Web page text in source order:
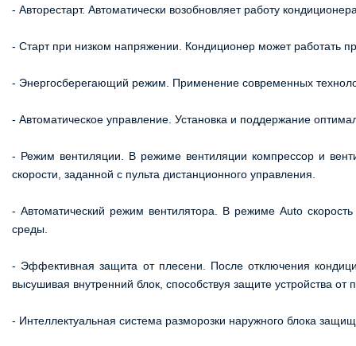
- Авторестарт. Автоматически возобновляет работу
- Старт при низком напряжении. Кондиционер может работать
- Энергосберегающий режим. Применение современных
- Автоматическое управление. Установка и поддержание
- Режим вентиляции. В режиме вентиляции компрессор и
скорости, заданной с пульта дистанционного управления.
- Автоматический режим вентилятора. В режиме Auto
среды.
- Эффективная защита от плесени. После отключения
высушивая внутренний блок, способствуя защите устройства от
- Интеллектуальная система разморозки наружного блока